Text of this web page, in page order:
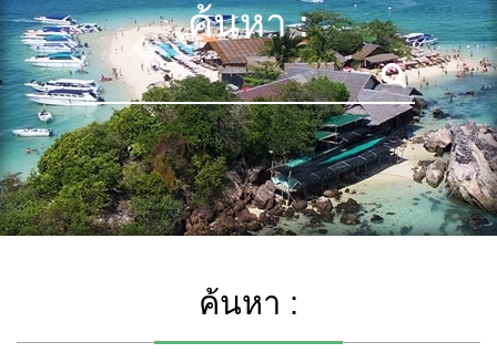
ค้นหา :
ค้นหา :